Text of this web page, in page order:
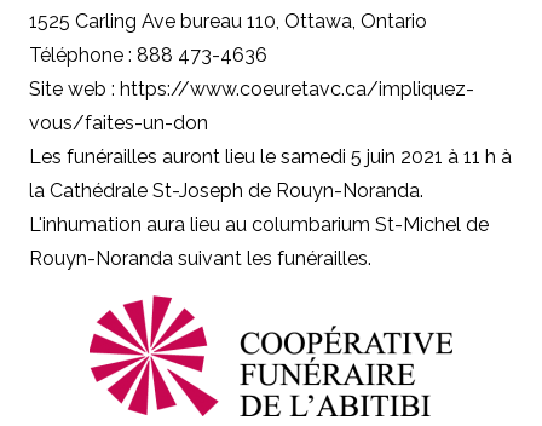
1525 Carling Ave bureau 110, Ottawa, Ontario
Téléphone : 888 473-4636
Site web : https://www.coeuretavc.ca/impliquez-
vous/faites-un-don
Les funérailles auront lieu le samedi 5 juin 2021 à 11 h à
la Cathédrale St-Joseph de Rouyn-Noranda.
L'inhumation aura lieu au columbarium St-Michel de
Rouyn-Noranda suivant les funérailles.